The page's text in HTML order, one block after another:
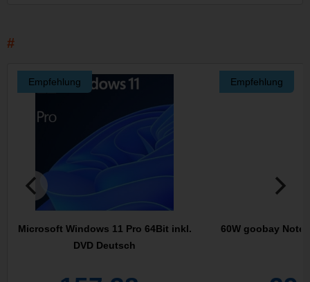
Empfehlung
Microsoft Windows 11 Pro 64Bit inkl.
DVD Deutsch
Empfehlung
60W goobay